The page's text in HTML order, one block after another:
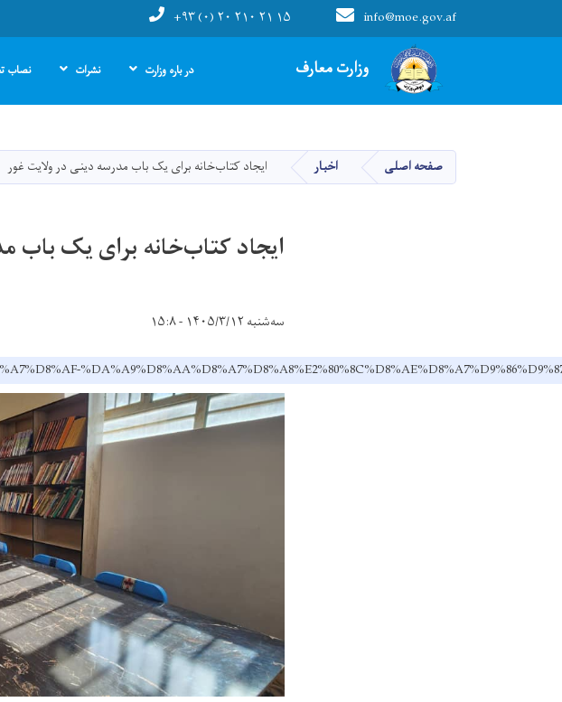
info@moe.gov.af +۹۳ (۰) ۲۰ ۲۱۰ ۲۱ ۱۵
وزارت معارف
Main navigation
در باره وزارت نشرات نصاب
صفحه اصلی اخبار ایجاد کتاب‌خانه برای یک باب مدرسه دینی در ولایت غور
ایجاد کتاب‌خانه برای یک باب
سه‌شنبه ۱۴۰۵/۳/۱۲ - ۱۵:۸